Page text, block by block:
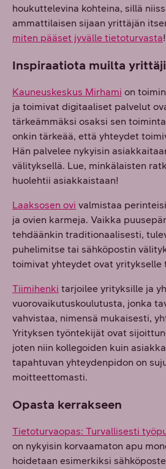
houkuttelevina kohteina, sillä
ammattilaisen sijaan yrittäjän
miten pääset jyvälle tietoturvasta!
Inspiraatiota muilta
Kauneuskeskus Mirhami on
ja toimivat digitaaliset palvelut
tärkeämmäksi osaksi sen
onkin tärkeää, että yhteydet
Hän palvelee nykyisin
välityksellä. Lue, minkälaisten
huolehtii asiakkaistaan!
Laaksosen ovi valmistaa
ja ovien karmeja. Vaikka
tehdäänkin traditionaalisesti,
puhelimitse tai sähköpostin
toimivat yhteydet ovat yritykselle
Tiimihenki tarjoilee yrityksille ja
vuorovaikutuskoulutusta, jonka
vahvistaa, nimensä mukaisesti,
Yrityksen työntekijät ovat
joten niin kollegoiden kuin
tapahtuvan yhteydenpidon on
moitteettomasti.
Opasta kerrakseen
Tietoturvaopas: Turvallisesti
on nykyisin korvaamaton apu
hoidetaan esimerkiksi